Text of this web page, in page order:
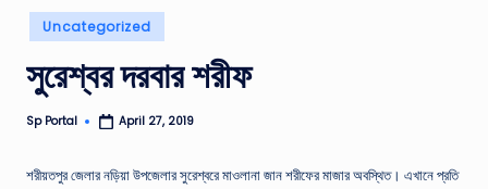
পোর্টাল
Posted
in
Uncategorized
সুরেশ্বর দরবার শরীফ
Posted
Sp Portal April 27, 2019
শরীয়তপুর জেলার নড়িয়া উপজেলার সুরেশ্বরে মাওলানা জান শরীফের মাজার অবস্থিত। এখানে প্রতি